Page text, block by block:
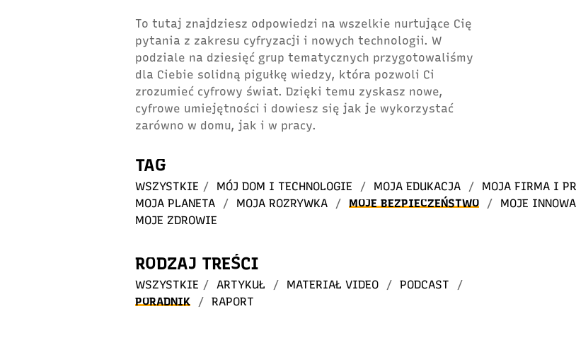
To tutaj znajdziesz odpowiedzi na wszelkie nurtujące Cię
pytania z zakresu cyfryzacji i nowych technologii. W
podziale na dziesięć grup tematycznych przygotowaliśmy
dla Ciebie solidną pigułkę wiedzy, która pozwoli Ci
zrozumieć cyfrowy świat. Dzięki temu zyskasz nowe,
cyfrowe umiejętności i dowiesz się jak je wykorzystać
zarówno w domu, jak i w pracy.
TAG
WSZYSTKIE / MÓJ DOM I TECHNOLOGIE / MOJA EDUKACJA / MOJA FIRMA I
MOJA PLANETA
/ MOJA ROZRYWKA / MOJE BEZPIECZEŃSTWO / MOJE
MOJE ZDROWIE
RODZAJ TREŚCI
WSZYSTKIE / ARTYKUŁ / MATERIAŁ VIDEO / PODCAST
/
PORADNIK
/ RAPORT